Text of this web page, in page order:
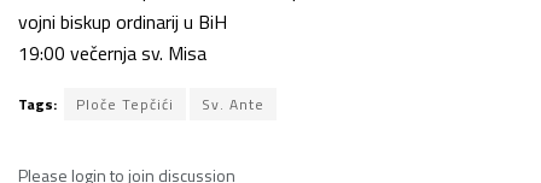
vojni biskup ordinarij u BiH
19:00 večernja sv. Misa
Tags: Ploče Tepčići Sv. Ante
Please loginto join discussion